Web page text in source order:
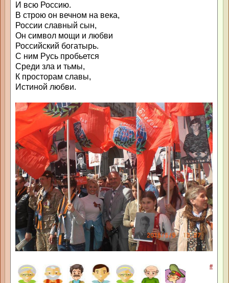
И всю Россию.
В строю он вечном на века,
России славный сын,
Он символ мощи и любви
Российский богатырь.
С ним Русь пробьется
Среди зла и тьмы,
К просторам славы,
Истиной любви.
#